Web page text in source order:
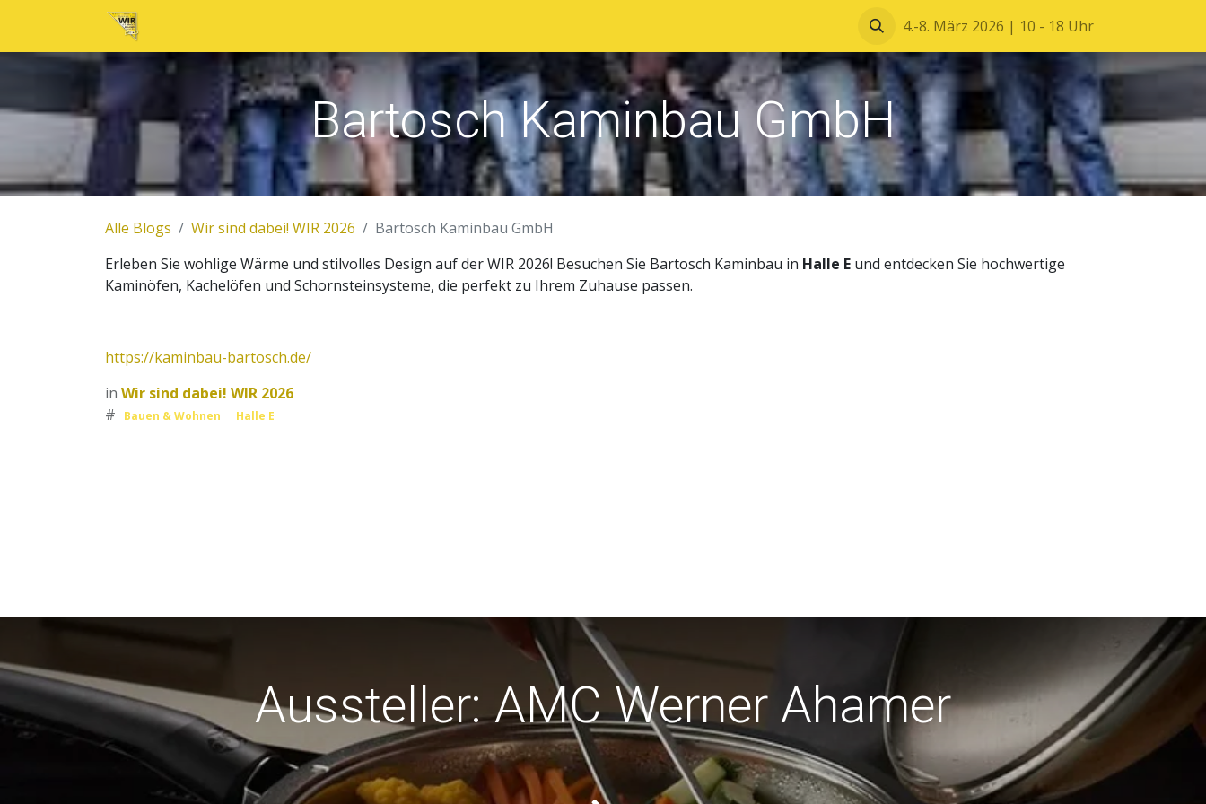
Blätterkatalog4.-8. März 2026 | 10 - 18 Uhr
Bartosch Kaminbau GmbH
Alle Blogs Wir sind dabei! WIR 2026
Bartosch Kaminbau GmbH
Erleben Sie wohlige Wärme und stilvolles Design auf der WIR 2026! Besuchen Sie Bartosch Kaminbau in Halle E und entdecken Sie hochwertige
Kaminöfen, Kachelöfen und Schornsteinsysteme, die perfekt zu Ihrem Zuhause passen.
https://kaminbau-bartosch.de/
in Wir sind dabei! WIR 2026
#
Bauen & Wohnen Halle E
Aussteller: AMC Werner Ahamer